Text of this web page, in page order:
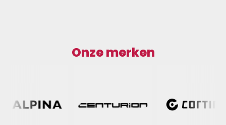
Onze merken